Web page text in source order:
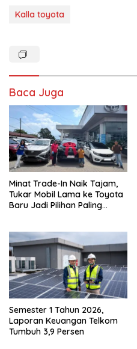
Kalla toyota
Baca Juga
Minat Trade-In Naik Tajam,
Tukar Mobil Lama ke Toyota
Baru Jadi Pilihan Paling
Semester 1 Tahun 2026,
Laporan Keuangan Telkom
Tumbuh 3,9 Persen